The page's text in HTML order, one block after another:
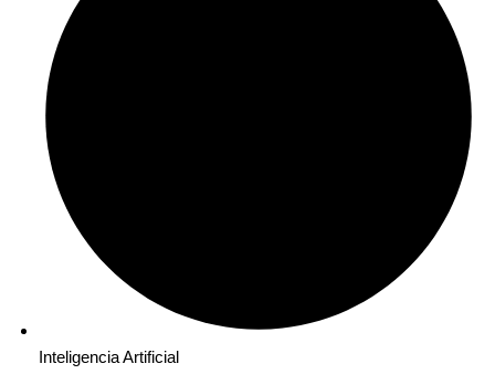
Inteligencia Artificial